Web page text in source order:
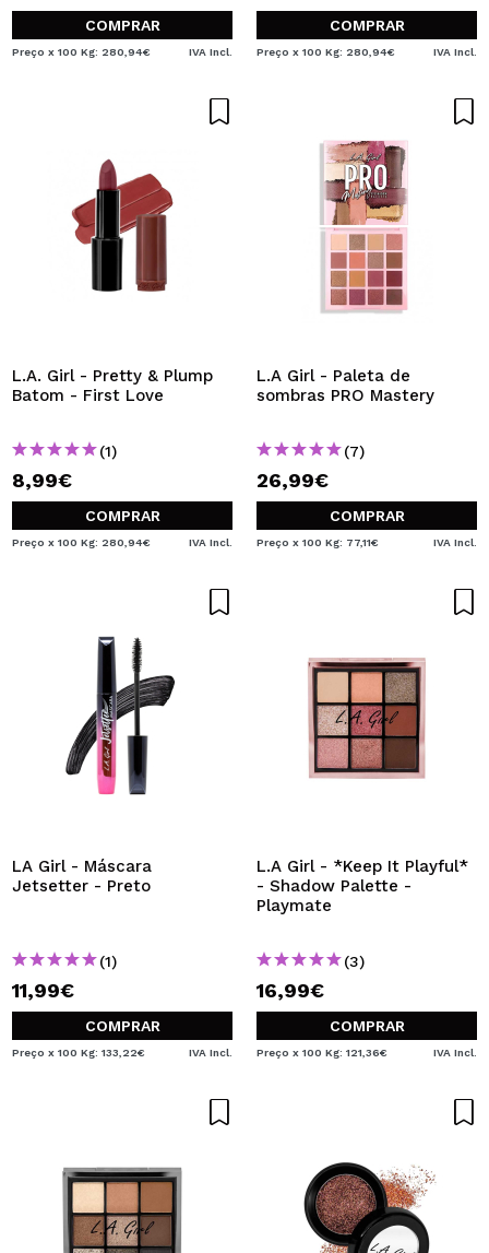
COMPRAR
Preço x 100 Kg: 280,94€ IVA Incl.
COMPRAR
Preço x 100 Kg: 280,94€ IVA Incl.
L.A. Girl - Pretty & Plump
Batom - First Love
(1)
8,99€
COMPRAR
Preço x 100 Kg: 280,94€ IVA Incl.
L.A Girl - Paleta de
sombras PRO Mastery
(7)
26,99€
COMPRAR
Preço x 100 Kg: 77,11€ IVA Incl.
LA Girl - Máscara
Jetsetter - Preto
(1)
11,99€
COMPRAR
Preço x 100 Kg: 133,22€ IVA Incl.
L.A Girl - *Keep It Playful*
- Shadow Palette -
Playmate
(3)
16,99€
COMPRAR
Preço x 100 Kg: 121,36€ IVA Incl.